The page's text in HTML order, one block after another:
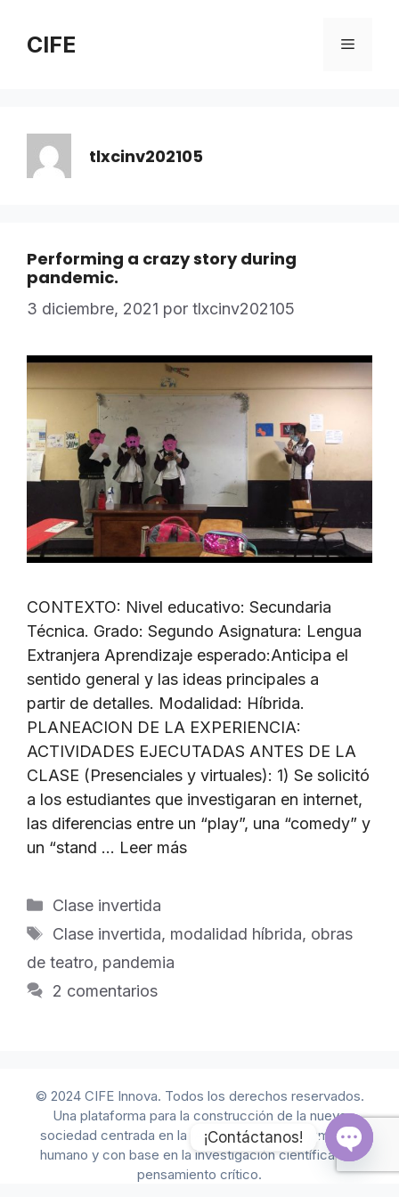
CIFE Menú
tlxcinv202105
Performing a crazy story during
pandemic.
3 diciembre, 2021 por tlxcinv202105
CONTEXTO: Nivel educativo: Secundaria
Técnica. Grado: Segundo Asignatura: Lengua
Extranjera Aprendizaje esperado:Anticipa el
sentido general y las ideas principales a
partir de detalles. Modalidad: Híbrida.
PLANEACION DE LA EXPERIENCIA:
ACTIVIDADES EJECUTADAS ANTES DE LA
CLASE (Presenciales y virtuales): 1) Se solicitó
a los estudiantes que investigaran en internet,
las diferencias entre un “play”, una “comedy” y
un “stand … Leer más
Categorías
Clase invertida
Etiquetas
Clase invertida, modalidad híbrida, obras
de teatro, pandemia
2 comentarios
© 2024 CIFE Innova. Todos los derechos reservados.
Una plataforma para la construcción de la nueva
sociedad centrada en la IA, bajo el direccionamiento
humano y con base en la investigación científica y el
pensamiento crítico.
¡Contáctanos!
Open